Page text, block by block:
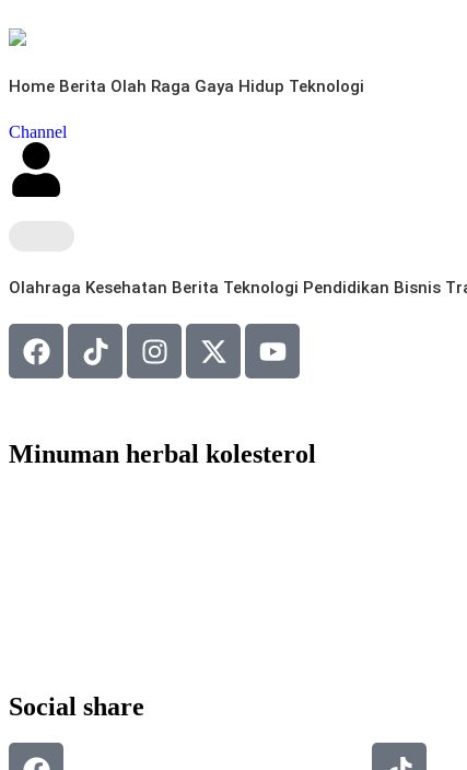
Home Berita Olah Raga Gaya Hidup Teknologi
Channel
Olahraga Kesehatan Berita Teknologi Pendidikan Bisnis
Minuman herbal kolesterol
Social share